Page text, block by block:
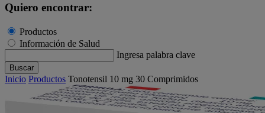
Quiero encontrar:
Productos
Información de Salud
Ingresa palabra clave
Buscar
Inicio Productos Tonotensil 10 mg 30 Comprimidos